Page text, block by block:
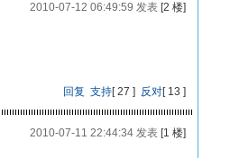
2010-07-12 06:49:59 发表[2 楼]
回复 支持[27 ] 反对[13 ]
2010-07-11 22:44:34 发表[1 楼]